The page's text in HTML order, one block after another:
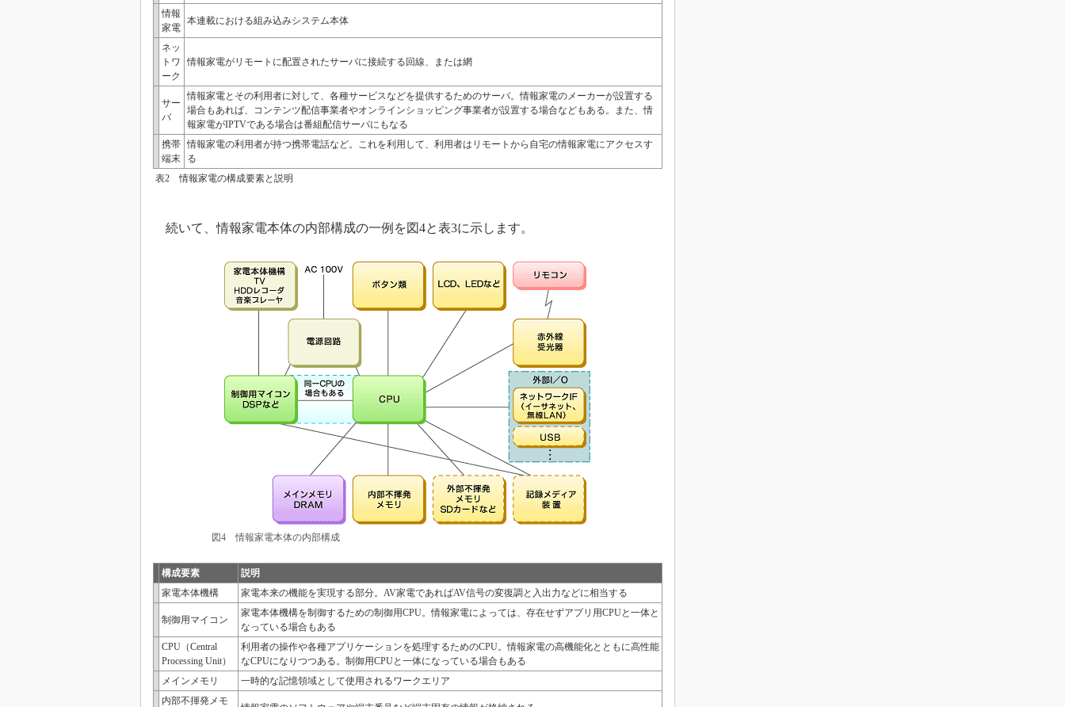
情報
家電
本連載における組み込みシステム本体
ネッ
トワ
ーク
情報家電がリモートに配置されたサーバに接続する回線、または網
サー
バ
情報家電とその利用者に対して、各種サービスなどを提供するためのサーバ。情報家電のメーカーが設置する
場合もあれば、コンテンツ配信事業者やオンラインショッピング事業者が設置する場合などもある。また、情
報家電がIPTVである場合は番組配信サーバにもなる
携帯
端末
情報家電の利用者が持つ携帯電話など。これを利用して、利用者はリモートから自宅の情報家電にアクセスす
る
表2 情報家電の構成要素と説明
続いて、情報家電本体の内部構成の一例を図4と表3に示します。
図4 情報家電本体の内部構成
構成要素
説明
家電本体機構
家電本来の機能を実現する部分。AV家電であればAV信号の変復調と入出力などに相当する
制御用マイコン
家電本体機構を制御するための制御用CPU。情報家電によっては、存在せずアプリ用CPUと一体と
なっている場合もある
CPU（Central
Processing Unit）
利用者の操作や各種アプリケーションを処理するためのCPU。情報家電の高機能化とともに高性能
なCPUになりつつある。制御用CPUと一体になっている場合もある
メインメモリ
一時的な記憶領域として使用されるワークエリア
内部不揮発メモ